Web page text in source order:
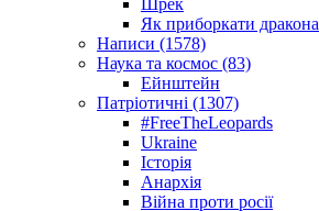
Шрек
Як приборкати дракона
Написи (1578)
Наука та космос (83)
Ейнштейн
Патріотичні (1307)
#FreeTheLeopards
Ukraine
Історія
Анархія
Війна проти росії